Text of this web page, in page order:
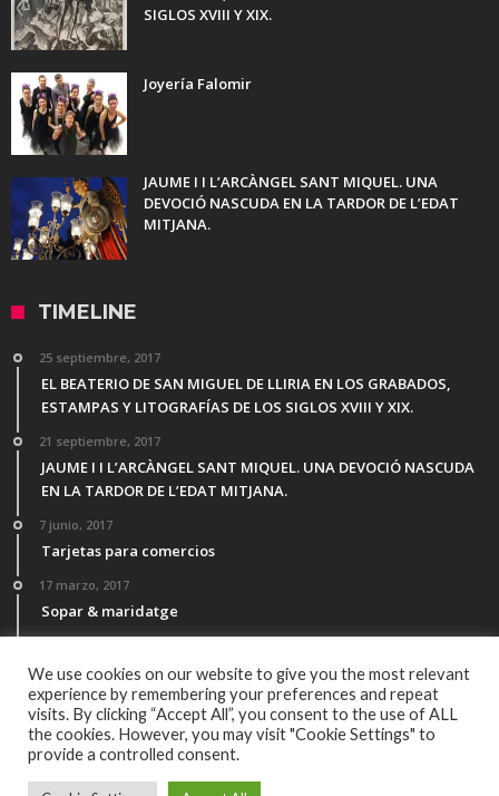
SIGLOS XVIII Y XIX.
Joyería Falomir
JAUME I I L’ARCÀNGEL SANT MIQUEL. UNA
DEVOCIÓ NASCUDA EN LA TARDOR DE L’EDAT
MITJANA.
TIMELINE
25 septiembre, 2017
EL BEATERIO DE SAN MIGUEL DE LLIRIA EN LOS GRABADOS,
ESTAMPAS Y LITOGRAFÍAS DE LOS SIGLOS XVIII Y XIX.
21 septiembre, 2017
JAUME I I L’ARCÀNGEL SANT MIQUEL. UNA DEVOCIÓ NASCUDA
EN LA TARDOR DE L’EDAT MITJANA.
7 junio, 2017
Tarjetas para comercios
17 marzo, 2017
Sopar & maridatge
Menú Desgutación Segle XXI
© Copyright 2016, Todos los derechos reservados por All Rights
We use cookies on our website to give you the most relevant
experience by remembering your preferences and repeat
visits. By clicking “Accept All”, you consent to the use of ALL
the cookies. However, you may visit "Cookie Settings" to
provide a controlled consent.